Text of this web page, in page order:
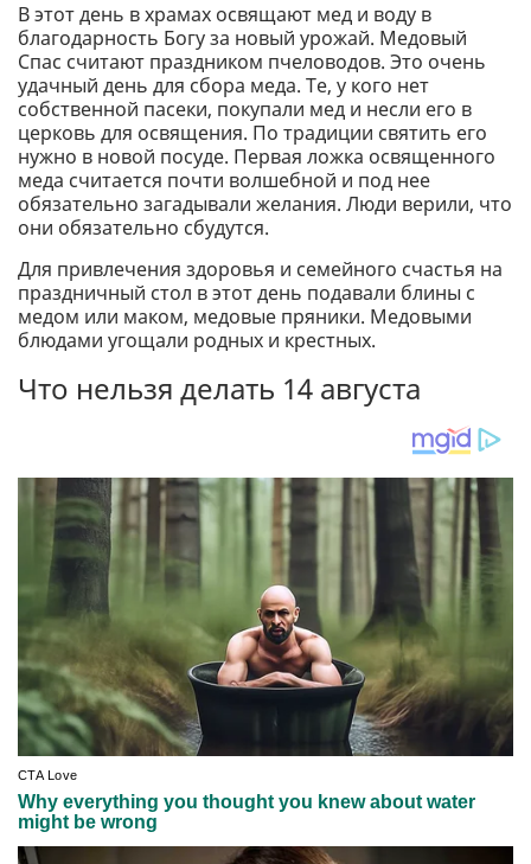
В этот день в храмах освящают мед и воду в
благодарность Богу за новый урожай. Медовый
Спас считают праздником пчеловодов. Это очень
удачный день для сбора меда. Те, у кого нет
собственной пасеки, покупали мед и несли его в
церковь для освящения. По традиции святить его
нужно в новой посуде. Первая ложка освященного
меда считается почти волшебной и под нее
обязательно загадывали желания. Люди верили, что
они обязательно сбудутся.
Для привлечения здоровья и семейного счастья на
праздничный стол в этот день подавали блины с
медом или маком, медовые пряники. Медовыми
блюдами угощали родных и крестных.
Что нельзя делать 14 августа